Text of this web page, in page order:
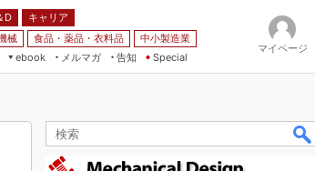
D
キャリア
械 食品・薬品・衣料品
中小製造業
ebook
メルマガ
告知 Special
マイページ